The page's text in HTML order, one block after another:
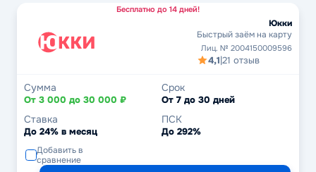
Бесплатно до 14 дней!
Юкки
Быстрый заём на карту
Лиц. № 2004150009596
4,1|21 отзыв
Сумма
От 3 000 до 30 000 ₽
Срок
От 7 до 30 дней
Ставка
До 24% в месяц
ПСК
До 292%
Добавить в
сравнение